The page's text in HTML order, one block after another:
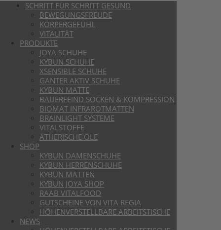
SCHRITT FÜR SCHRITT GESUND
BEWEGUNGSFREUDE
KÖRPERGEFÜHL
VITALITÄT
PRODUKTE
JOYA SCHUHE
KYBUN SCHUHE
XSENSIBLE SCHUHE
GANTER AKTIV SCHUHE
KYBUN MATTE
BAUERFEIND SOCKEN & KOMPRESSION
BIOMAT INFRAROTMATTEN
BRAINLIGHT SYSTEME
VITALSTOFFE
ÄTHERISCHE ÖLE
SHOP
KYBUN DAMENSCHUHE
KYBUN HERRENSCHUHE
KYBUN MATTEN
KYBUN JOYA SHOP
RAAB VITALFOOD
GUTSCHEINE VON VITA REGIA
HÖHENVERSTELLBARE ARBEITSTISCHE
NEWS